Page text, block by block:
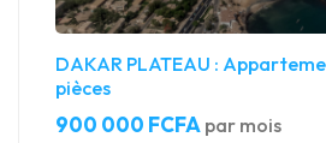
DAKAR PLATEAU :
pièces
900 000 FCFA par mois